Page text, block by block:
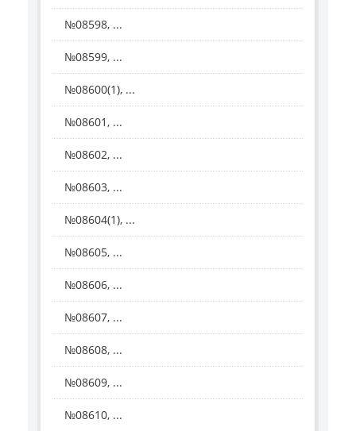
№08598, ...
№08599, ...
№08600(1), ...
№08601, ...
№08602, ...
№08603, ...
№08604(1), ...
№08605, ...
№08606, ...
№08607, ...
№08608, ...
№08609, ...
№08610, ...